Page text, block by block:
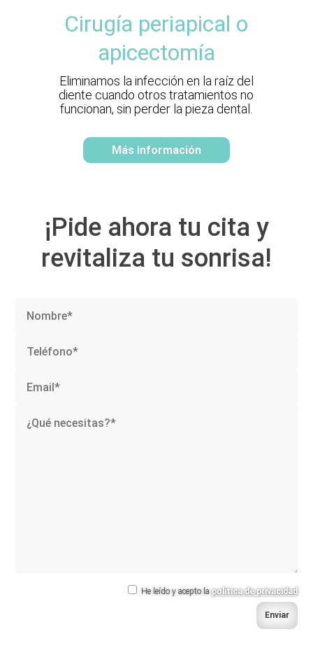
Cirugía periapical o
apicectomía
Eliminamos la infección en la raíz del
diente cuando otros tratamientos no
funcionan, sin perder la pieza dental.
Más información
¡Pide ahora tu cita y
revitaliza tu sonrisa!
He leído y acepto lapolítica de privacidad
Enviar